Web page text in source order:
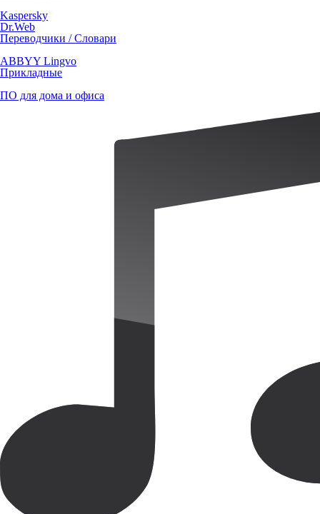
Kaspersky
Dr.Web
Переводчики / Словари
ABBYY Lingvo
Прикладные
ПО для дома и офиса